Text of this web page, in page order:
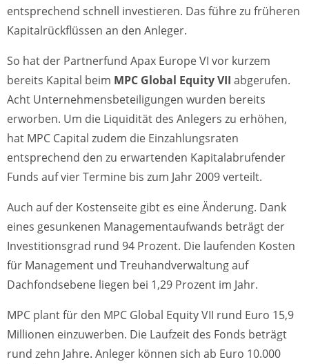
entsprechend schnell investieren. Das führe zu früheren
Kapitalrückflüssen an den Anleger.
So hat der Partnerfund Apax Europe VI vor kurzem
bereits Kapital beim MPC Global Equity VII abgerufen.
Acht Unternehmensbeteiligungen wurden bereits
erworben. Um die Liquidität des Anlegers zu erhöhen,
hat MPC Capital zudem die Einzahlungsraten
entsprechend den zu erwartenden Kapitalabrufender
Funds auf vier Termine bis zum Jahr 2009 verteilt.
Auch auf der Kostenseite gibt es eine Änderung. Dank
eines gesunkenen Managementaufwands beträgt der
Investitionsgrad rund 94 Prozent. Die laufenden Kosten
für Management und Treuhandverwaltung auf
Dachfondsebene liegen bei 1,29 Prozent im Jahr.
MPC plant für den MPC Global Equity VII rund Euro 15,9
Millionen einzuwerben. Die Laufzeit des Fonds beträgt
rund zehn Jahre. Anleger können sich ab Euro 10.000